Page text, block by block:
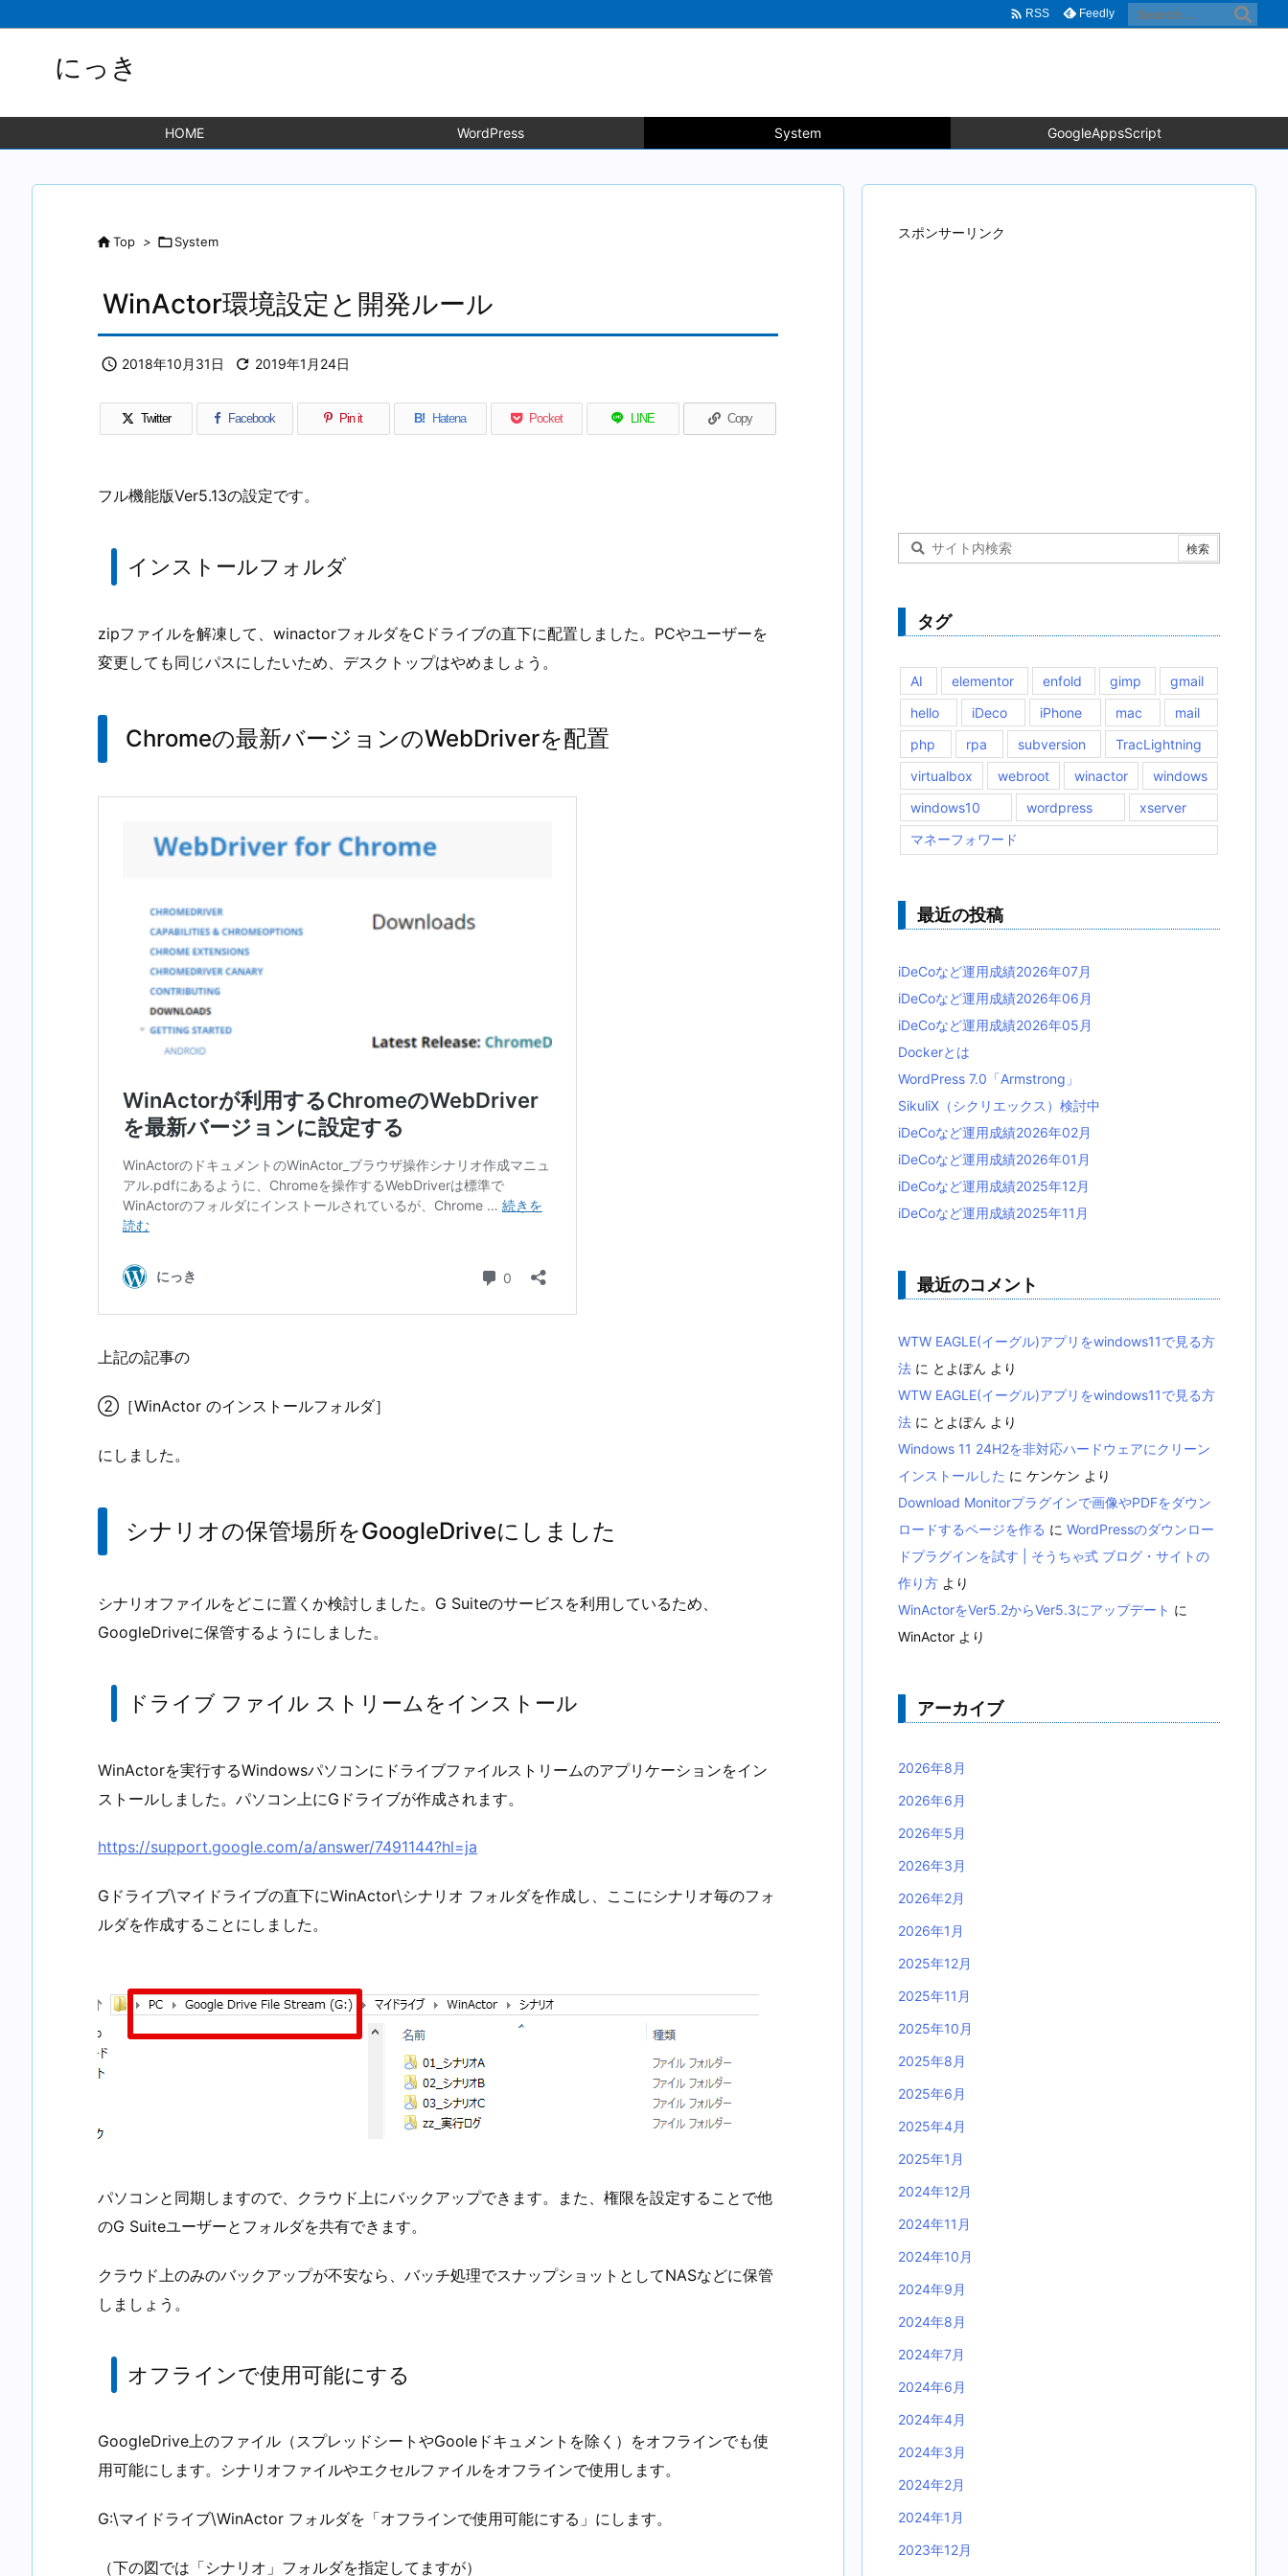
にっき
HOME WordPress System GoogleAppsScript
 RSS Feedly
Top > System
WinActor環境設定と開発ルール
 2018年10月31日  2019年1月24日
Twitter Facebook Pin it B! Hatena Pocket LINE Copy
フル機能版Ver5.13の設定です。
インストールフォルダ
zipファイルを解凍して、winactorフォルダをCドライブの直下に配置しました。PCやユーザーを
変更しても同じパスにしたいため、デスクトップはやめましょう。
Chromeの最新バージョンのWebDriverを配置
上記の記事の
②［WinActor のインストールフォルダ］
にしました。
シナリオの保管場所をGoogleDriveにしました
シナリオファイルをどこに置くか検討しました。G Suiteのサービスを利用しているため、
GoogleDriveに保管するようにしました。
ドライブ ファイル ストリームをインストール
WinActorを実行するWindowsパソコンにドライブファイルストリームのアプリケーションをイン
ストールしました。パソコン上にGドライブが作成されます。
https://support.google.com/a/answer/7491144?hl=ja
Gドライブ\マイドライブの直下にWinActor\シナリオ フォルダを作成し、ここにシナリオ毎のフォ
ルダを作成することにしました。
パソコンと同期しますので、クラウド上にバックアップできます。また、権限を設定することで他
のG Suiteユーザーとフォルダを共有できます。
クラウド上のみのバックアップが不安なら、バッチ処理でスナップショットとしてNASなどに保管
しましょう。
オフラインで使用可能にする
GoogleDrive上のファイル（スプレッドシートやGooleドキュメントを除く）をオフラインでも使
用可能にします。シナリオファイルやエクセルファイルをオフラインで使用します。
G:\マイドライブ\WinActor フォルダを「オフラインで使用可能にする」にします。
（下の図では「シナリオ」フォルダを指定してますが）
スポンサーリンク
タグ
AI elementor enfold gimp
gmail
hello
iDeco iPhone mac
mail
php
rpa subversion
TracLightning
virtualbox
webroot winactor
windows
windows10
wordpress
xserver
マネーフォワード
最近の投稿
iDeCoなど運用成績2026年07月
iDeCoなど運用成績2026年06月
iDeCoなど運用成績2026年05月
Dockerとは
WordPress 7.0「Armstrong」
SikuliX（シクリエックス）検討中
iDeCoなど運用成績2026年02月
iDeCoなど運用成績2026年01月
iDeCoなど運用成績2025年12月
iDeCoなど運用成績2025年11月
最近のコメント
WTW EAGLE(イーグル)アプリをwindows11で見る方
法 に とよぽん より
WTW EAGLE(イーグル)アプリをwindows11で見る方
法 に とよぽん より
Windows 11 24H2を非対応ハードウェアにクリーン
インストールした に ケンケン より
Download Monitorプラグインで画像やPDFをダウン
ロードするページを作る に WordPressのダウンロー
ドプラグインを試す | そうちゃ式 ブログ・サイトの
作り方 より
WinActorをVer5.2からVer5.3にアップデート に
WinActor より
アーカイブ
2026年8月
2026年6月
2026年5月
2026年3月
2026年2月
2026年1月
2025年12月
2025年11月
2025年10月
2025年8月
2025年6月
2025年4月
2025年1月
2024年12月
2024年11月
2024年10月
2024年9月
2024年8月
2024年7月
2024年6月
2024年4月
2024年3月
2024年2月
2024年1月
2023年12月